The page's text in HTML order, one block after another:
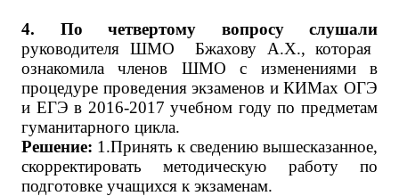
4. По четвертому вопросу слушали
руководителя ШМО Бжахову А.Х., которая
ознакомила членов ШМО с изменениями в
процедуре проведения экзаменов и КИМах ОГЭ
и ЕГЭ в 2016-2017 учебном году по предметам
гуманитарного цикла.
Решение: 1.Принять к сведению вышесказанное,
скорректировать методическую работу по
подготовке учащихся к экзаменам.